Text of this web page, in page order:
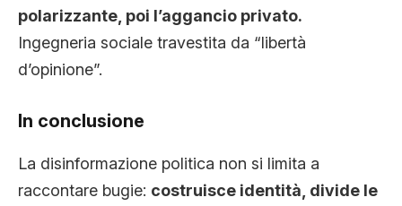
polarizzante, poi l’aggancio privato.
Ingegneria sociale travestita da “libertà
d’opinione”.
In conclusione
La disinformazione politica non si limita a
raccontare bugie: costruisce identità, divide le